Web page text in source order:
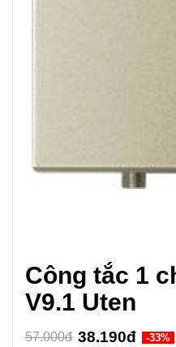
Công tắc 1
V9.1 Uten
57.000đ 38.190đ -33%